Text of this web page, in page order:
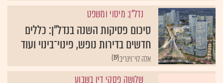
נדל"ן: מיסוי ומשפט
סיכום פסיקות השנה בנדל"ן: כללים
חדשים בדירות נופש, פינוי־בינוי ועוד
{19}אלה לוי־וינריב
שלושה פסקי דין בשבוע